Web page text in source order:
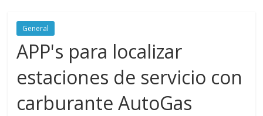
General
APP's para localizar
estaciones de servicio con
carburante AutoGas